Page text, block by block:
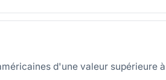
d'une valeur supérieure